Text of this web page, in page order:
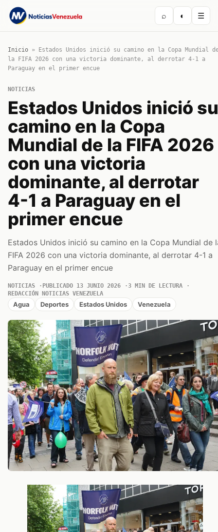
⌕ ◐ ☰
Inicio »
Estados Unidos inició su camino en la Copa Mundial
la FIFA 2026 con una victoria dominante, al derrotar 4-1 a
Paraguay en el primer encue
NOTICIAS
Estados Unidos inició su
camino en la Copa
Mundial de la FIFA 2026
con una victoria
dominante, al derrotar
4-1 a Paraguay en el
primer encue
Estados Unidos inició su camino en la Copa Mundial de
FIFA 2026 con una victoria dominante, al derrotar 4-1 a
Paraguay en el primer encue
NOTICIAS PUBLICADO 13 JUNIO 2026
3 MIN DE LECTURA
REDACCIÓN NOTICIAS VENEZUELA
Agua Deportes Estados Unidos Venezuela